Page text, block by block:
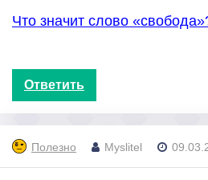
Что значит слово
Ответить
Полезно Myslitel